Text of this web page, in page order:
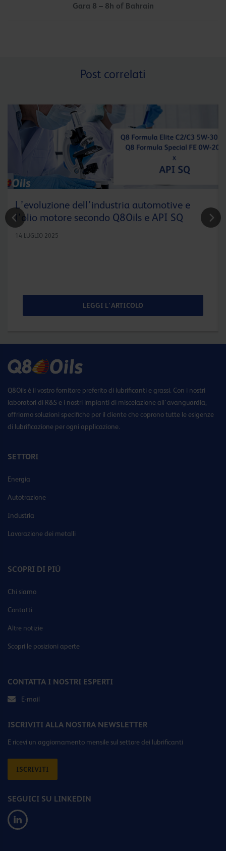
Gara 8 – 8h of Bahrain
Post correlati
L’evoluzione dell’industria automotive e
l’olio motore secondo Q8Oils e API SQ
14 LUGLIO 2025
LEGGI L'ARTICOLO
Q8Oils è il vostro fornitore preferito di lubrificanti e grassi. Con i nostri
laboratori di R&S e i nostri impianti di miscelazione all’avanguardia,
offriamo soluzioni specifiche per il cliente che coprono tutte le esigenze
di lubrificazione per ogni applicazione.
SETTORI
Energia
Autotrazione
Industria
Lavorazione dei metalli
SCOPRI DI PIÙ
Chi siamo
Contatti
Altre notizie
Scopri le posizioni aperte
CONTATTA I NOSTRI ESPERTI
E-mail
ISCRIVITI ALLA NOSTRA NEWSLETTER
E ricevi un aggiornamento mensile sul settore dei lubrificanti
ISCRIVITI
SEGUICI SU LINKEDIN